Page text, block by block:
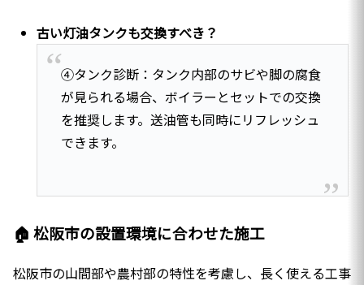
古い灯油タンクも交換すべき？
④タンク診断：タンク内部のサビや脚の腐食
が見られる場合、ボイラーとセットでの交換
を推奨します。送油管も同時にリフレッシュ
できます。
🏠 松阪市の設置環境に合わせた施工
松阪市の山間部や農村部の特性を考慮し、長く使える工事